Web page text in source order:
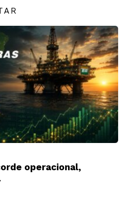
operacional,